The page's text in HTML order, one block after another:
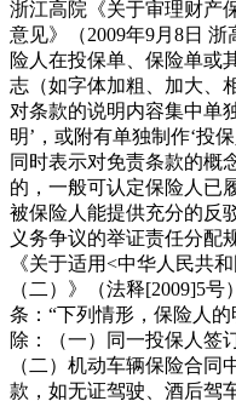
浙江高院《关于审理财产
意见》（2009年9月8日 浙
险人在投保单、保险单或
志（如字体加粗、加大、
对条款的说明内容集中单
明’，或附有单独制作‘投
同时表示对免责条款的概
的，一般可认定保险人已
被保险人能提供充分的反
义务争议的举证责任分配
《关于适用<中华人民共
（二）》（法释[2009]5
条：“下列情形，保险人
除：（一）同一投保人签
（二）机动车辆保险合
款，如无证驾驶、酒后驾